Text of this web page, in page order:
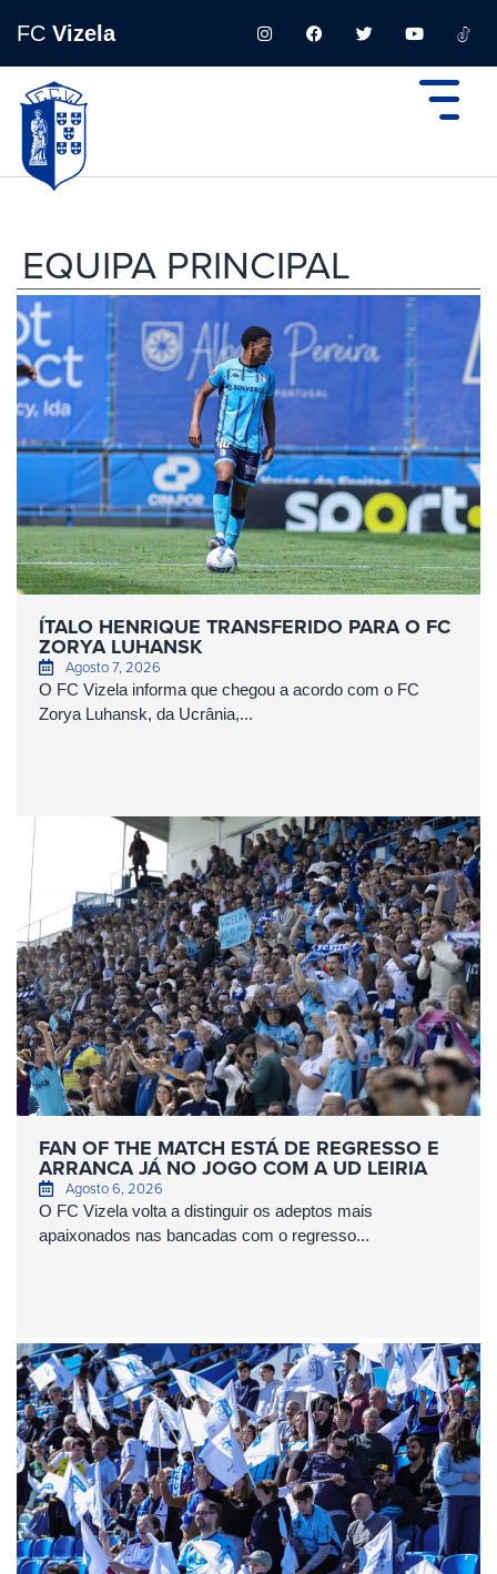
FC Vizela
EQUIPA PRINCIPAL
ÍTALO HENRIQUE TRANSFERIDO PARA O FC
ZORYA LUHANSK
Agosto 7, 2026
O FC Vizela informa que chegou a acordo com o FC
Zorya Luhansk, da Ucrânia,...
FAN OF THE MATCH ESTÁ DE REGRESSO E
ARRANCA JÁ NO JOGO COM A UD LEIRIA
Agosto 6, 2026
O FC Vizela volta a distinguir os adeptos mais
apaixonados nas bancadas com o regresso...